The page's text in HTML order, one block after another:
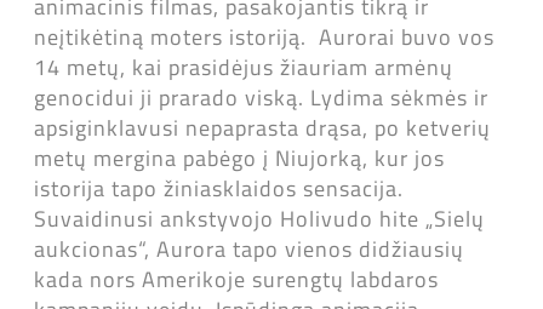
animacinis filmas, pasakojantis tikrą ir
neįtikėtiną moters istoriją. Aurorai buvo vos
14 metų, kai prasidėjus žiauriam armėnų
genocidui ji prarado viską. Lydima sėkmės ir
apsiginklavusi nepaprasta drąsa, po ketverių
metų mergina pabėgo į Niujorką, kur jos
istorija tapo žiniasklaidos sensacija.
Suvaidinusi ankstyvojo Holivudo hite „Sielų
aukcionas“, Aurora tapo vienos didžiausių
kada nors Amerikoje surengtų labdaros